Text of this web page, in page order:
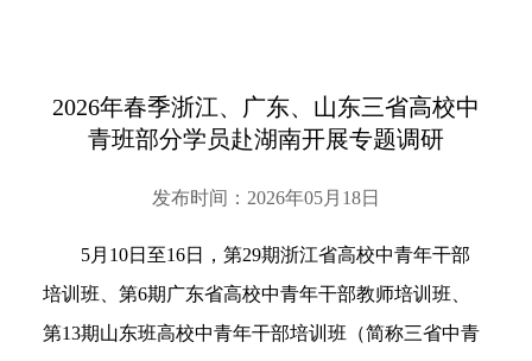
2026年春季浙江、广东、山东三省高校中
青班部分学员赴湖南开展专题调研
发布时间：2026年05月18日
5月10日至16日，第29期浙江省高校中青年干部
培训班、第6期广东省高校中青年干部教师培训班、
第13期山东班高校中青年干部培训班（简称三省中青